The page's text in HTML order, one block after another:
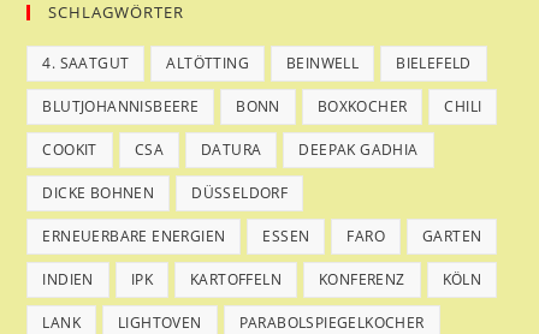
SCHLAGWÖRTER
4. SAATGUT ALTÖTTING BEINWELL BIELEFELD
BLUTJOHANNISBEERE BONN BOXKOCHER CHILI
COOKIT CSA DATURA DEEPAK GADHIA
DICKE BOHNEN DÜSSELDORF
ERNEUERBARE ENERGIEN ESSEN FARO GARTEN
INDIEN IPK KARTOFFELN KONFERENZ KÖLN
LANK LIGHTOVEN PARABOLSPIEGELKOCHER